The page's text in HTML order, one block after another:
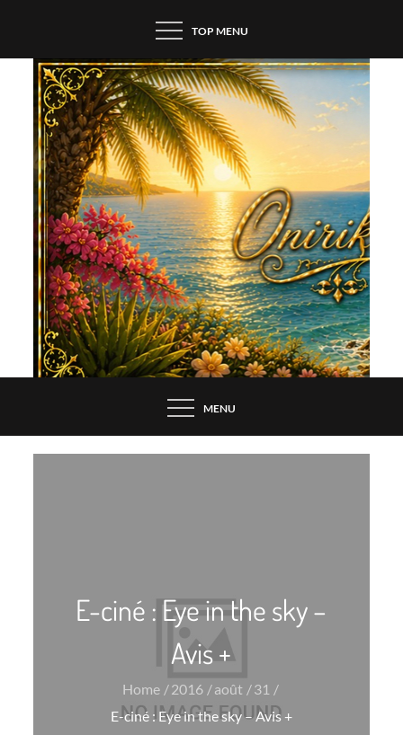
content
TOP MENU
MENU
E-ciné : Eye in the sky –
Avis +
Home 2016 août
31
E-ciné : Eye in the sky – Avis +